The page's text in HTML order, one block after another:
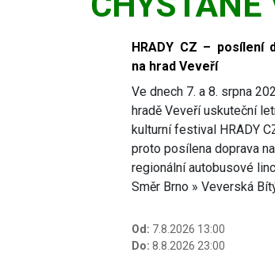
Slide 1 of 6
HRADY CZ – posílení
na hrad Veveří
Ve dnech 7. a 8. srpna
hradě Veveří uskuteční
kulturní festival HRADY
proto posílena doprava na
regionální autobusové
Směr Brno » Veverská
Od: 7.8.2026 13:00
Do: 8.8.2026 23:00